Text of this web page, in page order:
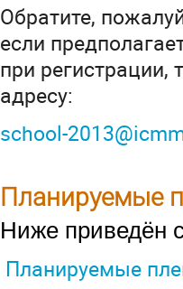
Обратите,
если
при регистрации,
адресу:
school-
Планируемые
Ниже приведён
Планируемые